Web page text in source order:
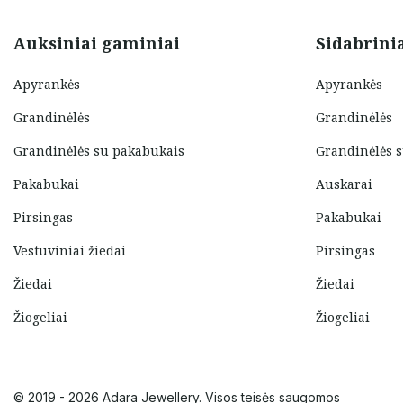
Auksiniai gaminiai
Apyrankės
Grandinėlės
Grandinėlės su pakabukais
Pakabukai
Pirsingas
Vestuviniai žiedai
Žiedai
Žiogeliai
Apyrankės
Grandinėlės
Grandinėlės
Auskarai
Pakabukai
Pirsingas
Žiedai
Žiogeliai
© 2019 - 2026 Adara Jewellery. Visos teisės saugomos